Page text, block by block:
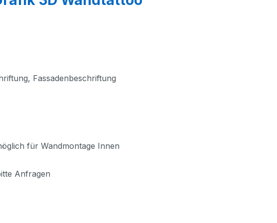
Fassadenbeschriftung
für Wandmontage Innen
Anfragen